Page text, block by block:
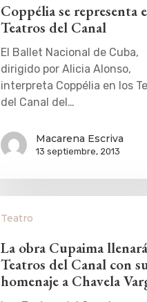
Coppélia se representa
Teatros del Canal
El Ballet Nacional de Cuba,
dirigido por Alicia Alonso,
interpreta Coppélia en los
del Canal del…
Macarena Escriva
13 septiembre, 2013
Teatro
La obra Cupaima
Teatros del Canal con
homenaje a ChavelaQUÉ